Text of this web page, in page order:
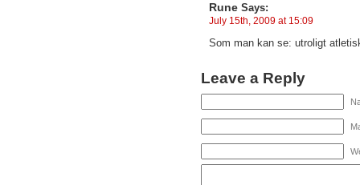
Rune Says:
July 15th, 2009 at 15:09
Som man kan se: utroligt
Leave a Reply